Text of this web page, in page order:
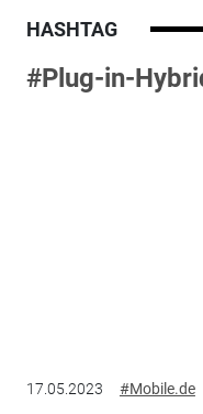
HASHTAG
#Plug-in-
17.05.2023 #Mobile.de